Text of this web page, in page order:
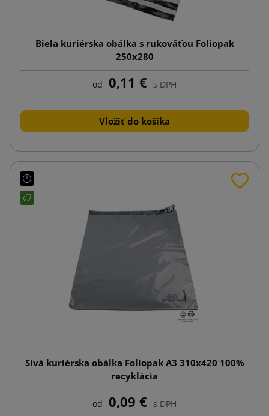
Biela kuriérska obálka s rukoväťou Foliopak
250x280
od 0,11 € s DPH
Vložiť do košíka
Sivá kuriérska obálka Foliopak A3 310x420 100%
recyklácia
od 0,09 € s DPH